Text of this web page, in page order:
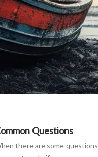
Questions
there are some questions